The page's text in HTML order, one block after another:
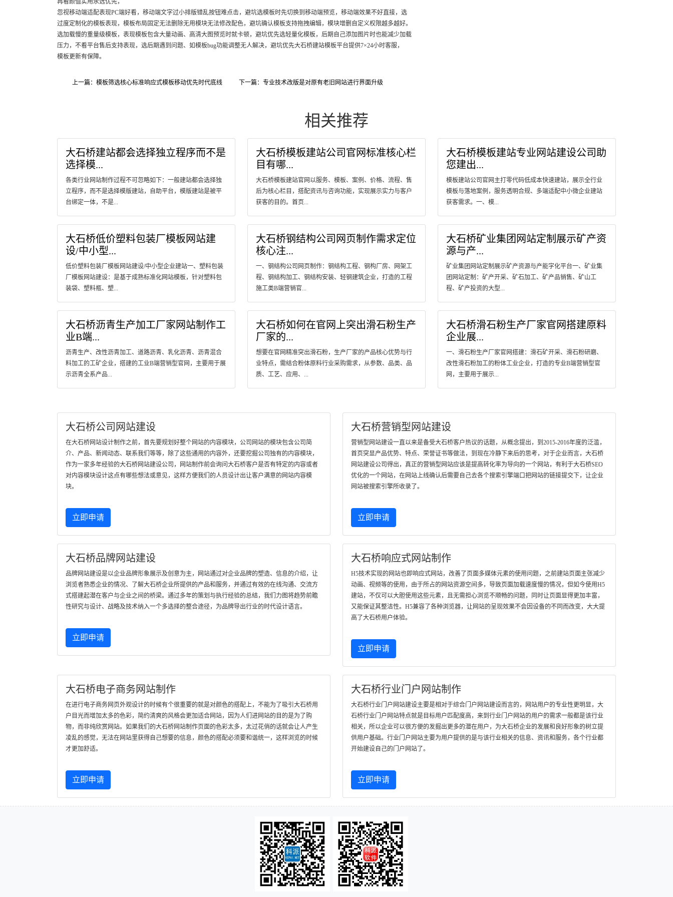
再看颜值实用永远优先，
忽视移动端适配表现PC端好看，移动端文字过小排版错乱按钮难点击，避坑选模板时先切换到移动端预览，移动端效果不好直接，选
过度定制化的模板表现，模板布局固定无法删除无用模块无法修改配色，避坑确认模板支持拖拽编辑，模块增删自定义权限越多越好。
选加载慢的重量级模板，表现模板包含大量动画、高清大图预览时就卡顿，避坑优先选轻量化模板，后期自己添加图片时也能减少加载
压力，不看平台售后支持表现，选后期遇到问题、如模板bug功能调整无人解决，避坑优先大石桥建站模板平台提供7×24小时客服，
模板更新有保障。
上一篇：模板筛选核心标准响应式模板移动优先时代底线 下一篇：专业技术改版是对原有老旧网站进行界面升级
相关推荐
大石桥建站都会选择独立程序而不是
选择模...
各类行业网站制作过程不可忽略如下：一般建站都会选择独
立程序，而不是选择模版建站，自助平台，模版建站是被平
台绑定一体，不是...
大石桥模板建站公司官网标准核心栏
目有哪...
大石桥模板建站官网以服务、模板、案例、价格、流程、售
后为核心栏目，搭配资讯与咨询功能，实现展示实力与客户
获客的目的。首页...
大石桥模板建站专业网站建设公司助
您建出...
模板建站公司官网主打零代码低成本快速建站，展示全行业
模板与落地案例，服务透明合规、多端适配中小微企业建站
获客需求。一、模...
大石桥低价塑料包装厂模板网站建
设/中小型...
低价塑料包装厂模板网站建设/中小型企业建站一、塑料包装
厂模板网站建设：是基于成熟标准化网站模板，针对塑料包
装袋、塑料瓶、塑...
大石桥钢结构公司网页制作需求定位
核心注...
一、钢结构公司网页制作：钢结构工程、钢构厂房、网架工
程、钢结构加工、钢结构安装、轻钢建筑企业，打造的工程
施工类B端营销官...
大石桥矿业集团网站定制展示矿产资
源与产...
矿业集团网站定制展示矿产资源与产能字化平台一、矿业集
团网站定制：矿产开采、矿石加工、矿产品销售、矿山工
程、矿产投资的大型...
大石桥沥青生产加工厂家网站制作工
业B端...
沥青生产、改性沥青加工、道路沥青、乳化沥青、沥青混合
料加工的工矿企业，搭建的工业B端营销型官网，主要用于展
示沥青全系产品...
大石桥如何在官网上突出滑石粉生产
厂家的...
想要在官网精准突出滑石粉，生产厂家的产品核心优势与行
业特点，需结合粉体原料行业采购需求，从参数、品类、品
质、工艺、应用、...
大石桥滑石粉生产厂家官网搭建原料
企业展...
一、滑石粉生产厂家官网搭建：滑石矿开采、滑石粉研磨、
改性滑石粉加工的粉体工业企业，打造的专业B端营销型官
网，主要用于展示...
大石桥公司网站建设
在大石桥网站设计制作之前，首先要规划好整个网站的内容模块，公司网站的模块包含公司简
介、产品、新闻动态、联系我们等等，除了这些通用的内容外，还要挖掘公司独有的内容模块，
作为一家多年经验的大石桥网站建设公司，网站制作前会询问大石桥客户是否有特定的内容或者
对内容模块设计这点有哪些想法或意见，这样方便我们的人员设计出让客户满意的网站内容模
块。
立即申请
大石桥营销型网站建设
营销型网站建设一直以来是备受大石桥客户热议的话题，从概念提出，到2015-2016年度的泛滥，
首页突显产品优势、特点、荣誉证书等做法，到现在冷静下来后的思考，对于企业而言，大石桥
网站建设公司得出，真正的营销型网站应该是提高转化率为导向的一个网站，有利于大石桥SEO
优化的一个网站，在网站上线确认后需要自己去各个搜索引擎端口把网站的链接提交下，让企业
网站被搜索引擎所收录了。
立即申请
大石桥品牌网站建设
品牌网站建设是以企业品牌形象展示及创意为主，网站通过对企业品牌的塑造、信息的介绍，让
浏览者熟悉企业的情况、了解大石桥企业所提供的产品和服务，并通过有效的在线沟通、交流方
式搭建起潜在客户与企业之间的桥梁。通过多年的策划与执行经验的总结，我们力图将趋势前瞻
性研究与设计、战略及技术纳入一个多选择的整合途径，为品牌导出行业的时代设计语言。
立即申请
大石桥响应式网站制作
H5技术实现的网站也即响应式网站，改善了页面多媒体元素的使用问题，之前建站页面主张减少
动画、视频等的使用，由于所占的网站资源空间多，导致页面加载速度慢的情况，但如今使用H5
建站，不仅可以大胆使用这些元素，且无需担心浏览不顺畅的问题，同时让页面显得更加丰富，
又能保证其整洁性。H5兼容了各种浏览器，让网站的呈现效果不会因设备的不同而改变，大大提
高了大石桥用户体验。
立即申请
大石桥电子商务网站制作
在进行电子商务网页外观设计的时候有个很重要的就是对颜色的搭配上，不能为了吸引大石桥用
户目光而增加太多的色彩，简约清爽的风格会更加适合网站，因为人们进网站的目的是为了购
物，而非纯欣赏网站。如果我们的大石桥网站制作页面的色彩太多，太过花俏的话就会让人产生
凌乱的感觉，无法在网站里获得自己想要的信息，颜色的搭配必须要和谐统一，这样浏览的时候
才更加舒适。
立即申请
大石桥行业门户网站制作
大石桥行业门户网站建设主要是相对于综合门户网站建设而言的，网站用户的专业性更明显，大
石桥行业门户网站特点就是目标用户匹配度高，来到行业门户网站的用户的需求一般都是该行业
相关，所以企业可以很方便的发掘出更多的潜在用户，为大石桥企业的发展和良好形象的树立提
供用户基础。行业门户网站主要为用户提供的是与该行业相关的信息、资讯和服务，各个行业都
开始建设自己的门户网站了。
立即申请